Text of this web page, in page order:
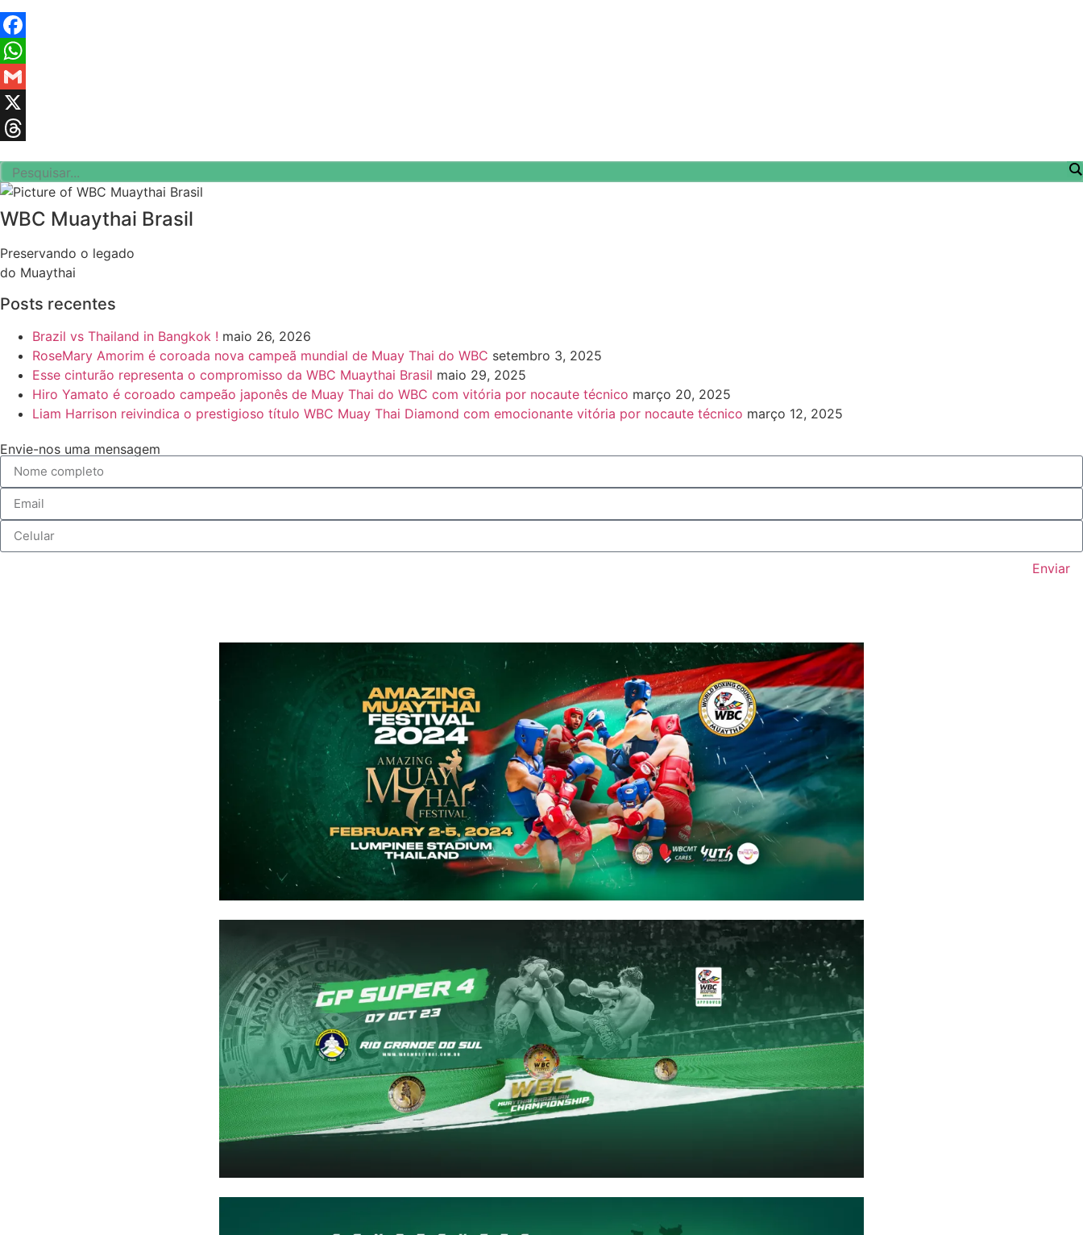
Facebook
WhatsApp
Gmail
X
WBC Muaythai Brasil
Preservando o legado
do Muaythai
Posts recentes
Brazil vs Thailand in Bangkok ! maio 26, 2026
RoseMary Amorim é coroada nova campeã mundial de Muay Thai do WBC setembro 3, 2025
Esse cinturão representa o compromisso da WBC Muaythai Brasil maio 29, 2025
Hiro Yamato é coroado campeão japonês de Muay Thai do WBC com vitória por nocaute técnico março 20, 2025
Liam Harrison reivindica o prestigioso título WBC Muay Thai Diamond com emocionante vitória por nocaute técnico março 12, 2025
Envie-nos uma mensagem
Enviar